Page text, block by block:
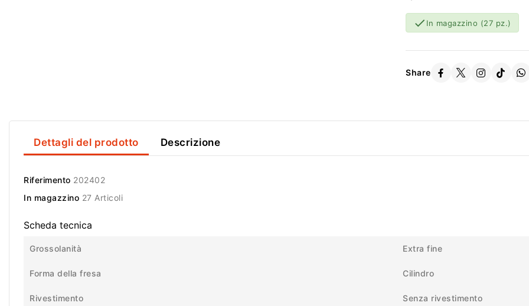
 In magazzino (27 pz.)
Share
Dettagli del prodotto Descrizione
Riferimento 202402
In magazzino 27 Articoli
Scheda tecnica
Grossolanità Extra fine
Forma della fresa Cilindro
Rivestimento Senza rivestimento